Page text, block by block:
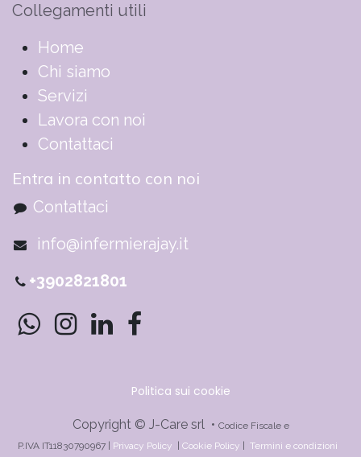
Collegamenti utili
​​​​​​​​​​​​​​​​H​o​m​e
Chi siamo
Servizi
Lavora con noi
Contattaci
Entra in contatto con noi
Contattaci
info@infermierajay.it
+3902821801
Politica sui cookie
Copyright © J-Care srl • Codice Fiscale e
P.IVA IT11830790967 | Privacy Policy Cookie Policy Termini e condizioni